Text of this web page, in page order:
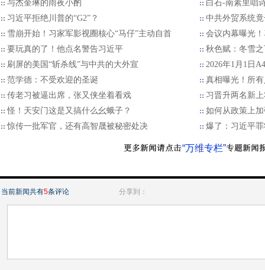
与杰奎琳的雨夜小酌
白石-南素里唱
习近平拒绝川普的“G2”？
中共外贸系统
雪崩开始！习家军影视圈核心“马仔”主动自首
会议内幕曝光
要玩真的了！他点名警告习近平
秋色赋：冬雪
刷屏的美国“斩杀线”与中共的大外宣
2026年1月1日
范学德：不受欢迎的圣诞
真相曝光！所
传老习被逼出席，张又侠坐着看戏
习晋升两名新
怪！天安门这是又搞什么幺蛾子？
如何从政策上
惊传一批军官，还有高智晟被秘密处决
爆了：习近平
“万维专栏”
当前新闻共有5条评论 分享到：